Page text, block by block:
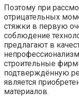
Поэтому при
отрицательных
стяжки в первую
соблюдение
предлагают в
строительные
подтверждённую
является
материалов.